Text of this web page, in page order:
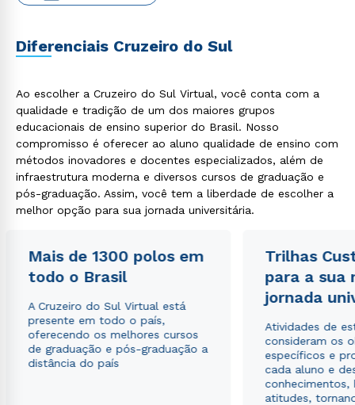
Diferenciais Cruzeiro do Sul
Ao escolher a Cruzeiro do Sul Virtual, você conta com a
qualidade e tradição de um dos maiores grupos
educacionais de ensino superior do Brasil. Nosso
compromisso é oferecer ao aluno qualidade de ensino com
métodos inovadores e docentes especializados, além de
infraestrutura moderna e diversos cursos de graduação e
pós-graduação. Assim, você tem a liberdade de escolher a
melhor opção para sua jornada universitária.
Mais de 1300 polos em
todo o Brasil
A Cruzeiro do Sul Virtual está
presente em todo o país,
oferecendo os melhores cursos
de graduação e pós-graduação a
distância do país
Trilhas
para a sua
jornada
Atividades de
consideram os
específicos e
cada aluno e
conhecimentos,
atitudes,